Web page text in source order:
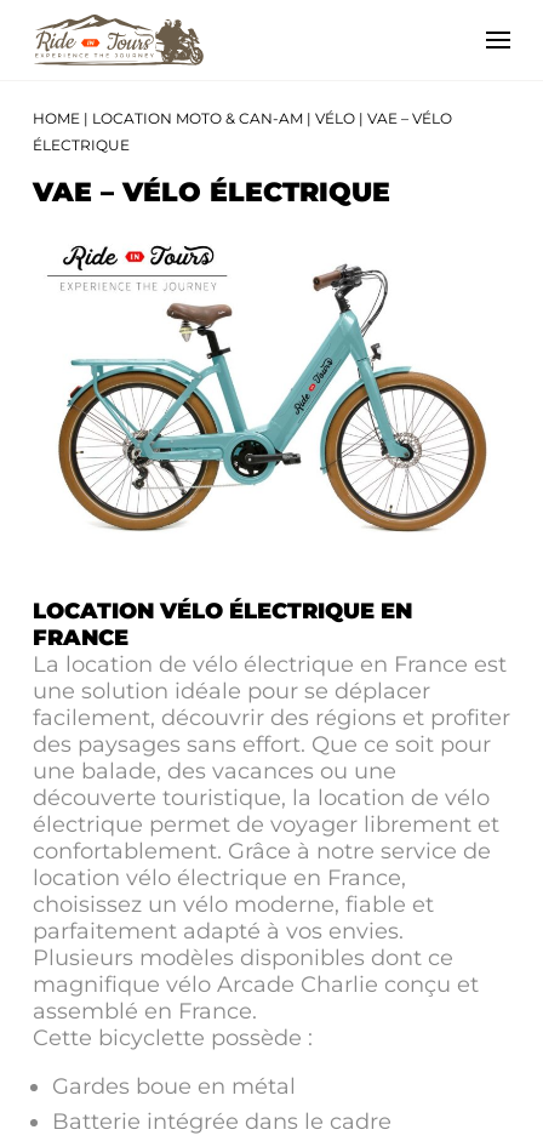
HOME | LOCATION MOTO & CAN-AM| VÉLO| VAE – VÉLO
ÉLECTRIQUE
VAE – VÉLO ÉLECTRIQUE
LOCATION VÉLO ÉLECTRIQUE EN
FRANCE
La location de vélo électrique en France est
une solution idéale pour se déplacer
facilement, découvrir des régions et profiter
des paysages sans effort. Que ce soit pour
une balade, des vacances ou une
découverte touristique, la location de vélo
électrique permet de voyager librement et
confortablement. Grâce à notre service de
location vélo électrique en France,
choisissez un vélo moderne, fiable et
parfaitement adapté à vos envies.
Plusieurs modèles disponibles dont ce
magnifique vélo Arcade Charlie conçu et
assemblé en France.
Cette bicyclette possède :
Gardes boue en métal
Batterie intégrée dans le cadre